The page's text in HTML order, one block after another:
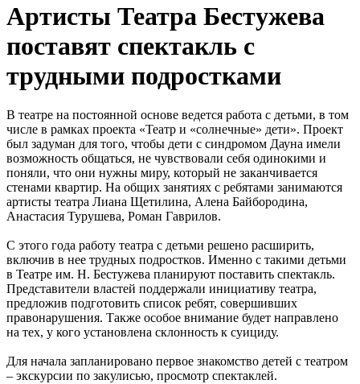
Артисты Театра Бестужева
поставят спектакль с
трудными подростками
В театре на постоянной основе ведется работа с детьми, в том
числе в рамках проекта «Театр и «солнечные» дети». Проект
был задуман для того, чтобы дети с синдромом Дауна имели
возможность общаться, не чувствовали себя одинокими и
поняли, что они нужны миру, который не заканчивается
стенами квартир. На общих занятиях с ребятами занимаются
артисты театра Лиана Щетилина, Алена Байбородина,
Анастасия Турушева, Роман Гаврилов.
С этого года работу театра с детьми решено расширить,
включив в нее трудных подростков. Именно с такими детьми
в Театре им. Н. Бестужева планируют поставить спектакль.
Представители властей поддержали инициативу театра,
предложив подготовить список ребят, совершивших
правонарушения. Также особое внимание будет направлено
на тех, у кого установлена склонность к суициду.
Для начала запланировано первое знакомство детей с театром
– экскурсии по закулисью, просмотр спектаклей.